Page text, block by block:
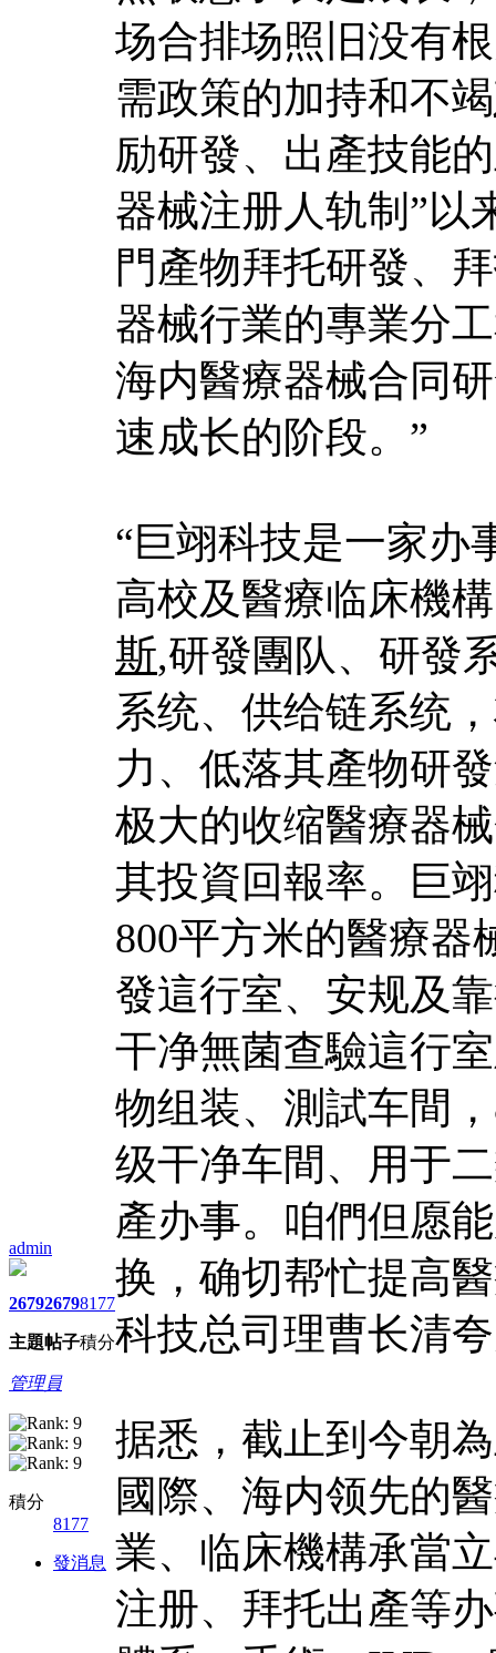
admin
2679
主題
2679
帖子
8177
積分
管理員
積分
8177
發消息
场合排场照旧没有
需政策的加持和不竭
励研發、出產技能
器械注册人轨制”以
門產物拜托研發、
器械行業的專業分
海内醫療器械合同
速成长的阶段。”
“巨翊科技是一家办
高校及醫療临床機
斯,研發團队、研發
系统、供给链系统
力、低落其產物研
极大的收缩醫療器
其投資回報率。巨
800平方米的醫療器
發這行室、安规及
干净無菌查驗這行
物组装、測試车間
级干净车間、用于
產办事。咱們但愿
换，确切帮忙提高
科技总司理曹长清
据悉，截止到今朝
國際、海内领先的
業、临床機構承當
注册、拜托出產等